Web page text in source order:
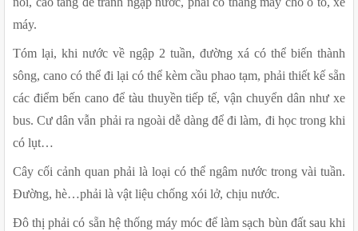
máy.
Tóm lại, khi nước về ngập 2 tuần, đường xá có thể biến thành
sông, cano có thể đi lại có thể kèm cầu phao tạm, phải thiết kế sẵn
các điểm bến cano để tàu thuyền tiếp tế, vận chuyển dân như xe
bus. Cư dân vẫn phải ra ngoài dễ dàng để đi làm, đi học trong khi
có lụt…
Cây cối cảnh quan phải là loại có thể ngâm nước trong vài tuần.
Đường, hè…phải là vật liệu chống xói lở, chịu nước.
Đô thị phải có sẵn hệ thống máy móc để làm sạch bùn đất sau khi